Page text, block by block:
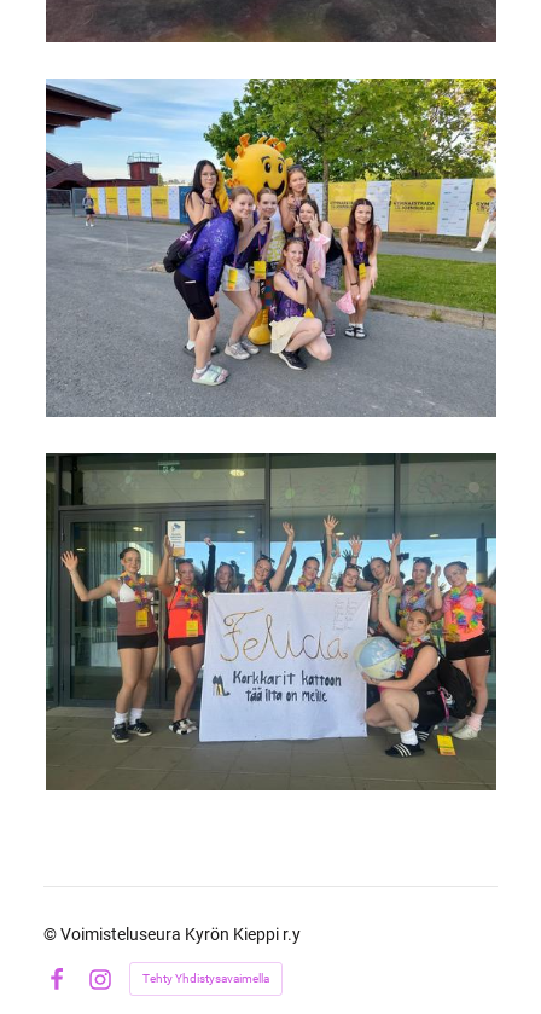
©Voimisteluseura Kyrön Kieppi r.y
Instagram
Tehty Yhdistysavaimella